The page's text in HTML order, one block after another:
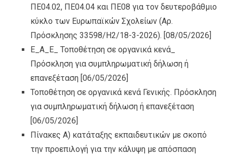
ΠΕ04.02, ΠΕ04.04 και ΠΕ08 για τον δευτεροβάθμιο
κύκλο των Ευρωπαϊκών Σχολείων (Αρ.
Πρόσκλησης 33598/Η2/18-3-2026). [08/05/2026]
Ε_Α_Ε_ Τοποθέτηση σε οργανικά κενά_
Πρόσκληση για συμπληρωματική δήλωση ή
επανεξέταση [06/05/2026]
Τοποθέτηση σε οργανικά κενά Γενικής. Πρόσκληση
για συμπληρωματική δήλωση ή επανεξέταση
[06/05/2026]
Πίνακες Α) κατάταξης εκπαιδευτικών με σκοπό
την προεπιλογή για την κάλυψη με απόσπαση